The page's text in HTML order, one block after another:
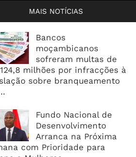
MAIS NOTÍCIAS
Bancos
moçambicanos
sofreram multas de
milhões por infracções à
sobre branqueamento
Fundo Nacional de
Desenvolvimento
Arranca na Próxima
com Prioridade para
Standard Bank pede ao
que “saia do caminho” e
Direitos Reservados.